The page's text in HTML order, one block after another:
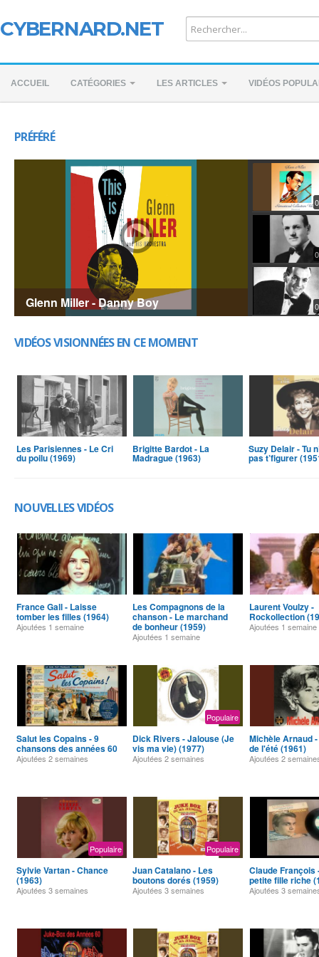
CYBERNARD.NET
ACCUEIL CATÉGORIES LES ARTICLES VIDÉOS
PRÉFÉRÉ
Glenn Miller - Danny Boy
VIDÉOS VISIONNÉES EN CE MOMENT
Les Parisiennes - Le Cri
du poilu (1969)
Brigitte Bardot - La
Madrague (1963)
Suzy Delair - Tu
pas t’figurer
NOUVELLES VIDÉOS
France Gall - Laisse
tomber les filles (1964)
Ajoutées 1 semaine
Les Compagnons de la
chanson - Le marchand
de bonheur (1959)
Ajoutées 1 semaine
Laurent Voulzy -
Rockollection
Ajoutées 1 semaine
Salut les Copains - 9
chansons des années 60
Ajoutées 2 semaines
Populaire
Dick Rivers - Jalouse (Je
vis ma vie) (1977)
Ajoutées2 semaines
Michèle Arnaud
de l'été (1961)
Ajoutées 2
Populaire
Sylvie Vartan - Chance
(1963)
Ajoutées 3 semaines
Populaire
Juan Catalano - Les
boutons dorés (1959)
Ajoutées3 semaines
Claude François
petite fille riche
Ajoutées 3